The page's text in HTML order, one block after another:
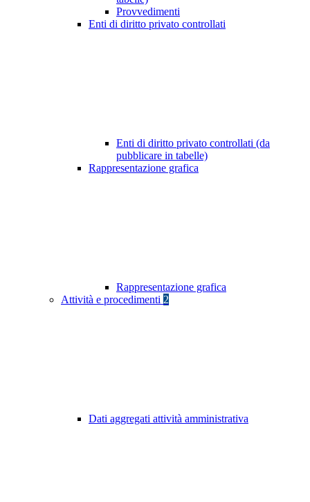
Provvedimenti
Enti di diritto privato controllati
Enti di diritto privato controllati (da
pubblicare in tabelle)
Rappresentazione grafica
Rappresentazione grafica
Attività e procedimenti 2
Dati aggregati attività amministrativa